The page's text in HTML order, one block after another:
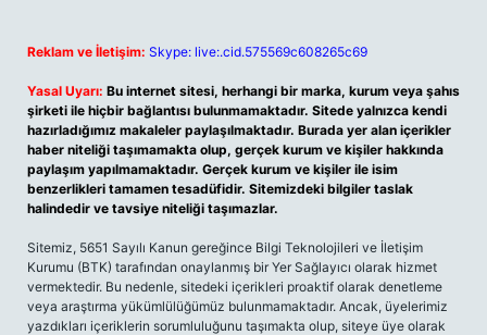
Reklam ve İletişim: Skype: live:.cid.575569c608265c69
Yasal Uyarı: Bu internet sitesi, herhangi bir marka, kurum veya şahıs
şirketi ile hiçbir bağlantısı bulunmamaktadır. Sitede yalnızca kendi
hazırladığımız makaleler paylaşılmaktadır. Burada yer alan içerikler
haber niteliği taşımamakta olup, gerçek kurum ve kişiler hakkında
paylaşım yapılmamaktadır. Gerçek kurum ve kişiler ile isim
benzerlikleri tamamen tesadüfidir. Sitemizdeki bilgiler taslak
halindedir ve tavsiye niteliği taşımazlar.
Sitemiz, 5651 Sayılı Kanun gereğince Bilgi Teknolojileri ve İletişim
Kurumu (BTK) tarafından onaylanmış bir Yer Sağlayıcı olarak hizmet
vermektedir. Bu nedenle, sitedeki içerikleri proaktif olarak denetleme
veya araştırma yükümlülüğümüz bulunmamaktadır. Ancak, üyelerimiz
yazdıkları içeriklerin sorumluluğunu taşımakta olup, siteye üye olarak